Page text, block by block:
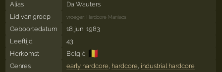
Alias
Da Wauters
Lid van groep
vroeger: Hardcore Maniacs
Geboortedatum
18 juni 1983
Leeftijd
43
Herkomst
België 🇧🇪
Genres early hardcore, hardcore, industrial hardcore